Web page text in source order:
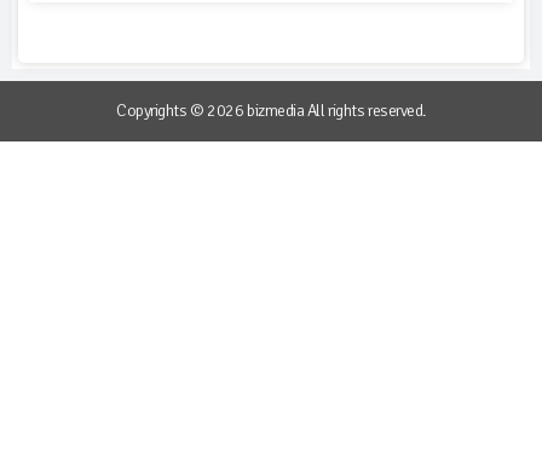
Copyrights © 2026 bizmedia All rights reserved.